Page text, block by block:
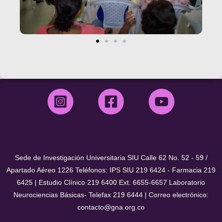
Sede de Investigación Universitaria SIU Calle 62 No. 52 - 59 /
Apartado Aéreo 1226 Teléfonos: IPS SIU 219 6424 - Farmacia 219
6425 | Estudio Clínico 219 6400 Ext. 6655-6657 Laboratorio
Neurociencias Básicas- Telefax 219 6444 | Correo electrónico:
contacto@gna.org.co